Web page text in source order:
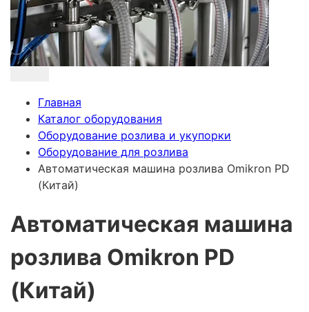
Главная
Каталог оборудования
Оборудование розлива и укупорки
Оборудование для розлива
Автоматическая машина розлива Omikron PD
(Китай)
Автоматическая машина
розлива Omikron PD
(Китай)